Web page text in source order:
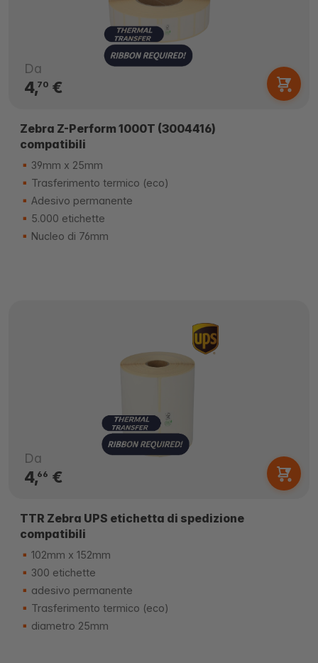
Da
4,70€
Zebra Z-Perform 1000T (3004416)
compatibili
39mm x 25mm
Trasferimento termico (eco)
Adesivo permanente
5.000 etichette
Nucleo di 76mm
Da
4,66 €
TTR Zebra UPS etichetta di spedizione
compatibili
102mm x 152mm
300 etichette
adesivo permanente
Trasferimento termico (eco)
diametro 25mm